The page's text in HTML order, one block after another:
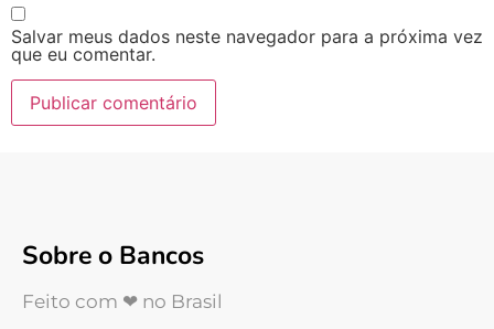
Salvar meus dados neste navegador para a próxima vez
que eu comentar.
Sobre o Bancos
Feito com ❤ no Brasil